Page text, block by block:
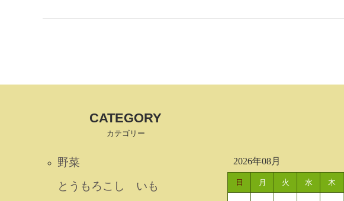
CATEGORY
カテゴリー
野菜
とうもろこし
いも
2026年08月
日 月 火 水 木